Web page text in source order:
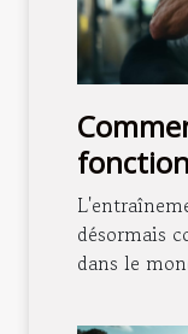
le
désormais
dans le